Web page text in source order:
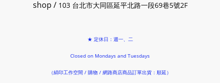
shop / 103 台北市大同區延平北路一段69巷5號2F
★ 定休日：週一、二
Closed on Mondays and Tuesdays
（絹印工作空間 / 購物 / 網路商店商品訂單出貨：順延）